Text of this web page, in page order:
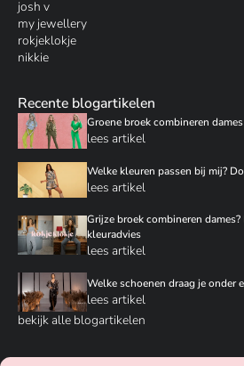
josh v
my jewellery
rokjeklokje
nikkie
Recente blogartikelen
Groene broek combineren dames
lees artikel
Welke kleuren passen bij mij?
lees artikel
Grijze broek combineren
kleuradvies
lees artikel
Welke schoenen draag je onder
lees artikel
bekijk alle blogartikelen